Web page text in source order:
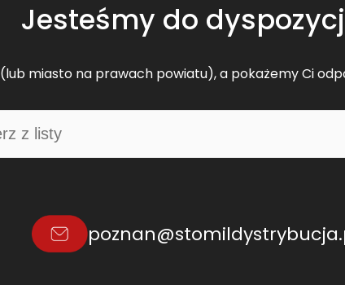
z
n
J
H
6
Jesteśmy do
(lub miasto na prawach powiatu), a pokażemy Ci